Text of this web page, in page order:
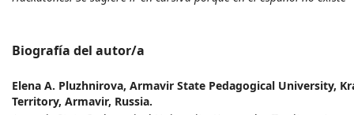
Biografía del autor/a
Elena A. Pluzhnirova, Armavir State Pedagogical University,
Territory, Armavir, Russia.